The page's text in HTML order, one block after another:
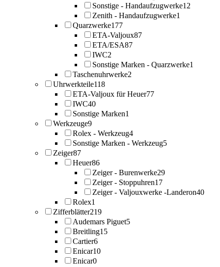
Sonstige - Handaufzugwerke12
Zenith - Handaufzugwerke1
Quarzwerke177
ETA-Valjoux87
ETA/ESA87
IWC2
Sonstige Marken - Quarzwerke1
Taschenuhrwerke2
Uhrwerkteile118
ETA-Valjoux für Heuer77
IWC40
Sonstige Marken1
Werkzeuge9
Rolex - Werkzeug4
Sonstige Marken - Werkzeug5
Zeiger87
Heuer86
Zeiger - Burenwerke29
Zeiger - Stoppuhren17
Zeiger - Valjouxwerke -Landeron40
Rolex1
Zifferblätter219
Audemars Piguet5
Breitling15
Cartier6
Enicar10
Enicar0